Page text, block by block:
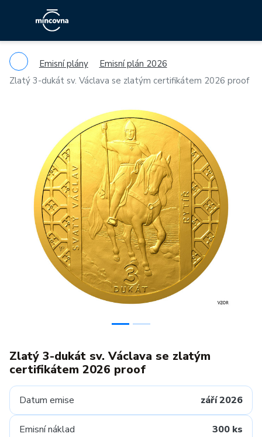
Emisní plány
Emisní plán 2026
Zlatý 3-dukát sv. Václava se zlatým certifikátem 2026 proof
Previous
Zlatý 3-dukát sv. Václava se zlatým
certifikátem 2026 proof
Datum emise září 2026
Emisní náklad 300 ks